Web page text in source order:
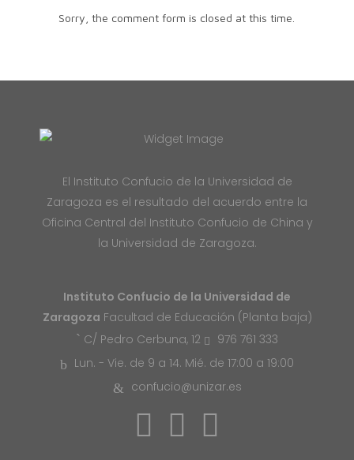
Sorry, the comment form is closed at this time.
El Instituto Confucio de la Universidad de
Zaragoza es el resultado del acuerdo entre la
Oficina Central del Instituto Confucio de China y
la Universidad de Zaragoza.
Instituto Confucio de la Universidad de
Zaragoza Facultad de Educación (Planta baja)
C/ Pedro Cerbuna, 12
976 761 333
Lun. - Vie. de 9 a 14. Mié. de 17:00 a 19:00
confucio@unizar.es